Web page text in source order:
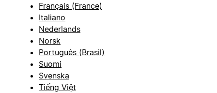
Français (France)
Italiano
Nederlands
Norsk
Português (Brasil)
Suomi
Svenska
Tiếng Việt